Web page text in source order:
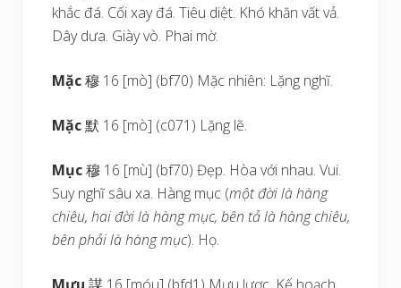
khắc đá. Cối xay đá. Tiêu diệt. Khó khăn vất vả.
Dây dưa. Giày vò. Phai mờ.
Mặc穆 16 [mò] (bf70) Mặc nhiên: Lặng nghĩ.
Mặc默 16 [mò] (c071) Lặng lẽ.
Mục穆 16 [mù] (bf70) Đẹp. Hòa với nhau. Vui.
Suy nghĩ sâu xa. Hàng mục (một đời là hàng
chiêu, hai đời là hàng mục, bên tả là hàng chiêu,
bên phải là hàng mục). Họ.